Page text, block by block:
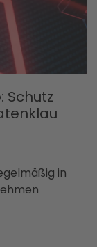
Schutz
in